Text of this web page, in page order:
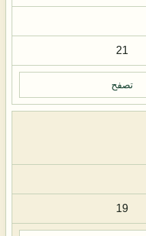
21
تصفح
19